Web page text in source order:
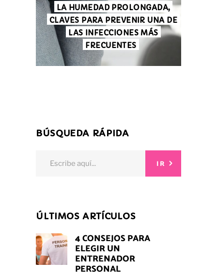
LA HUMEDAD PROLONGADA,
CLAVES PARA PREVENIR UNA DE
LAS INFECCIONES MÁS
FRECUENTES
BÚSQUEDA RÁPIDA
IR
ÚLTIMOS ARTÍCULOS
4 CONSEJOS PARA
ELEGIR UN
ENTRENADOR
PERSONAL